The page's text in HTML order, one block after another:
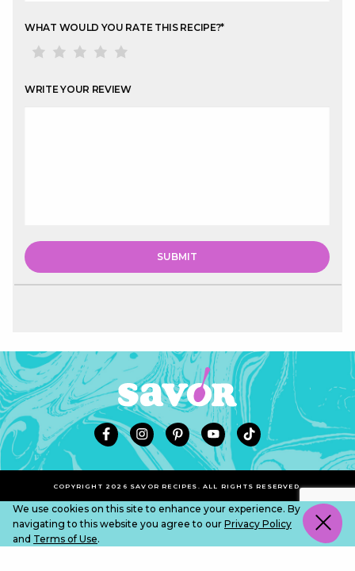
WHAT WOULD YOU RATE THIS RECIPE?*
WRITE YOUR REVIEW
COPYRIGHT 2026 SAVOR RECIPES. ALL RIGHTS RESERVED.
We use cookies on this site to enhance your experience. By
navigating to this website you agree to our Privacy Policy
and Terms of Use.